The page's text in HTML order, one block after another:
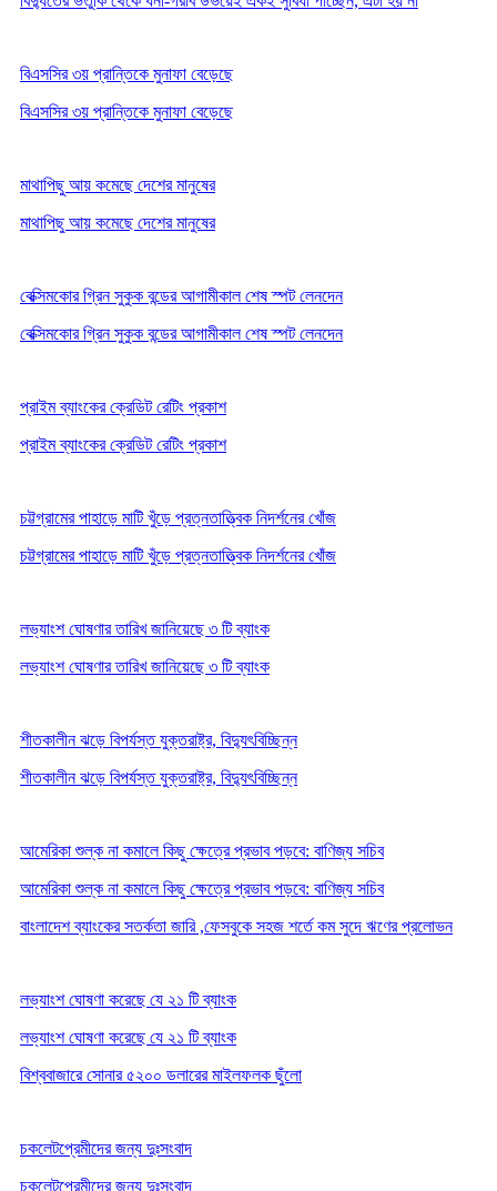
বিএসসির ৩য় প্রান্তিকে মুনাফা বেড়েছে
বিএসসির ৩য় প্রান্তিকে মুনাফা বেড়েছে
মাথাপিছু আয় কমেছে দেশের মানুষের
মাথাপিছু আয় কমেছে দেশের মানুষের
বেক্সিমকোর গ্রিন সুকুক বন্ডের আগামীকাল শেষ স্পট লেনদেন
বেক্সিমকোর গ্রিন সুকুক বন্ডের আগামীকাল শেষ স্পট লেনদেন
প্রাইম ব্যাংকের ক্রেডিট রেটিং প্রকাশ
প্রাইম ব্যাংকের ক্রেডিট রেটিং প্রকাশ
চট্টগ্রামের পাহাড়ে মাটি খুঁড়ে প্রত্নতাত্ত্বিক নিদর্শনের খোঁজ
চট্টগ্রামের পাহাড়ে মাটি খুঁড়ে প্রত্নতাত্ত্বিক নিদর্শনের খোঁজ
লভ্যাংশ ঘোষণার তারিখ জানিয়েছে ৩ টি ব্যাংক
লভ্যাংশ ঘোষণার তারিখ জানিয়েছে ৩ টি ব্যাংক
শীতকালীন ঝড়ে বিপর্যস্ত যুক্তরাষ্ট্র, বিদ্যুৎবিচ্ছিন্ন
শীতকালীন ঝড়ে বিপর্যস্ত যুক্তরাষ্ট্র, বিদ্যুৎবিচ্ছিন্ন
আমেরিকা শুল্ক না কমালে কিছু ক্ষেত্রে প্রভাব পড়বে: বাণিজ্য সচিব
আমেরিকা শুল্ক না কমালে কিছু ক্ষেত্রে প্রভাব পড়বে: বাণিজ্য সচিব
বাংলাদেশ ব্যাংকের সতর্কতা জারি ,ফেসবুকে সহজ শর্তে কম সুদে ঋণের প্রলোভন
লভ্যাংশ ঘোষণা করেছে যে ২১ টি ব্যাংক
লভ্যাংশ ঘোষণা করেছে যে ২১ টি ব্যাংক
বিশ্ববাজারে সোনার ৫২০০ ডলারের মাইলফলক ছুঁলো
চকলেটপ্রেমীদের জন্য দুঃসংবাদ
চকলেটপ্রেমীদের জন্য দুঃসংবাদ